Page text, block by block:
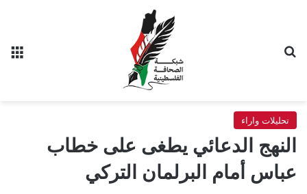
تحليلات واراء
النهج الدعائي يطغى على خطاب
عباس أمام البرلمان التركي